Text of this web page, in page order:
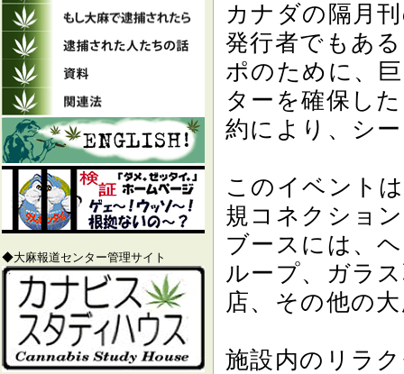
◆大麻報道センター管理サイト
カナダの隔月
発行者でもあ
ポのために、
ターを確保し
約により、シ
このイベント
規コネクショ
ブースには、
ループ、ガラ
店、その他の
施設内のリラ